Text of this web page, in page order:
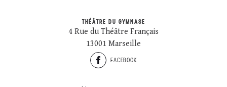
THÉÂTRE DU GYMNASE
4 Rue du Théâtre Français
13001 Marseille
FACEBOOK